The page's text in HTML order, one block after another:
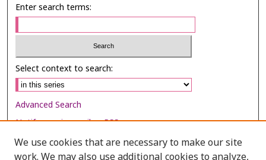
Enter search terms:
Select context to search:
Advanced Search
Notify me via email orRSS
Browse
We use cookies that are necessary to make our site
work. We may also use additional cookies to analyze,